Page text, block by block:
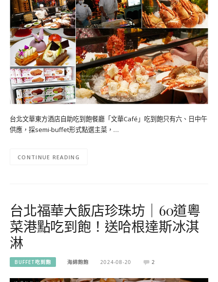
台北文華東方酒店自助吃到飽餐廳「文華Café」吃到飽只有六、日中午
供應，採semi-buffet形式點選主菜，…
CONTINUE READING
台北福華大飯店珍珠坊｜60道粵
菜港點吃到飽！送哈根達斯冰淇
淋
BUFFET吃到飽 海綿飽飽 2024-08-20 2